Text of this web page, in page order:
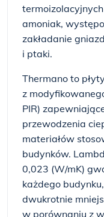
amoniak,
zakładanie
i ptaki.
Thermano to
z
PIR)
przewodzenia
materiałów
budynków.
0,023 (W/mK)
każdego
dwukrotnie
w porównaniu z